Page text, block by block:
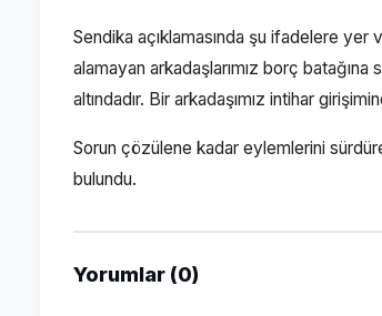
Sendika açıklamasında şu ifadelere yer
alamayan arkadaşlarımız borç batağına
altındadır. Bir arkadaşımız intihar
Sorun çözülene kadar eylemlerini
bulundu.
Yorumlar (0)